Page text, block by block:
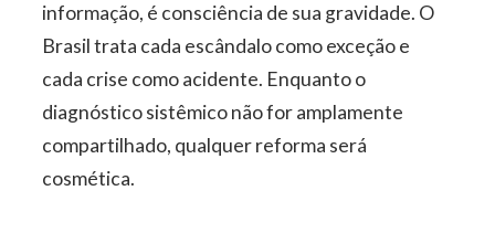
informação, é consciência de sua gravidade. O
Brasil trata cada escândalo como exceção e
cada crise como acidente. Enquanto o
diagnóstico sistêmico não for amplamente
compartilhado, qualquer reforma será
cosmética.